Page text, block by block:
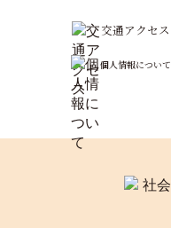
交通アクセス
個人情報について